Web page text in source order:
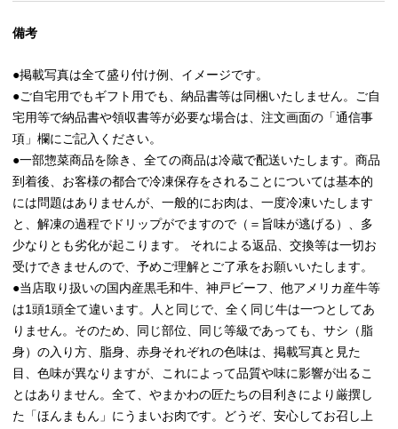
備考
●掲載写真は全て盛り付け例、イメージです。
●ご自宅用でもギフト用でも、納品書等は同梱いたしません。ご自
宅用等で納品書や領収書等が必要な場合は、注文画面の「通信事
項」欄にご記入ください。
●一部惣菜商品を除き、全ての商品は冷蔵で配送いたします。商品
到着後、お客様の都合で冷凍保存をされることについては基本的
には問題はありませんが、一般的にお肉は、一度冷凍いたします
と、解凍の過程でドリップがでますので（＝旨味が逃げる）、多
少なりとも劣化が起こります。 それによる返品、交換等は一切お
受けできませんので、予めご理解とご了承をお願いいたします。
●当店取り扱いの国内産黒毛和牛、神戸ビーフ、他アメリカ産牛等
は1頭1頭全て違います。人と同じで、全く同じ牛は一つとしてあ
りません。そのため、同じ部位、同じ等級であっても、サシ（脂
身）の入り方、脂身、赤身それぞれの色味は、掲載写真と見た
目、色味が異なりますが、これによって品質や味に影響が出るこ
とはありません。全て、やまかわの匠たちの目利きにより厳撰し
た「ほんまもん」にうまいお肉です。どうぞ、安心してお召し上